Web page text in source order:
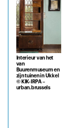
Interieur van het
van
Buurenmuseum en
zijn tuinen in Ukkel
© KIK-IRPA –
urban.brussels